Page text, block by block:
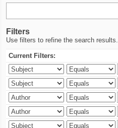
Filters
Use filters to refine the search results.
Current Filters: